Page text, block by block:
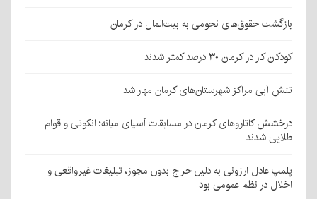
بازگشت حقوق‌های نجومی به بیت‌المال در کرمان
کودکان کار در کرمان ۳۰ درصد کمتر شدند
تنش آبی مراکز شهرستان‌های کرمان مهار شد
درخشش کاتاروهای کرمان در مسابقات آسیای میانه؛ انکوتی و قوام
طلایی شدند
پلمپ عادل ارزونی به دليل حراج بدون مجوز، تبليغات غیرواقعی و
اخلال در نظم عمومی بود